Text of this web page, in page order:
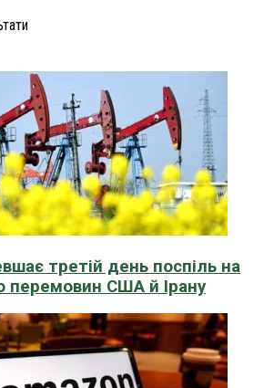
третій день поспіль на
перемовин США й Ірану